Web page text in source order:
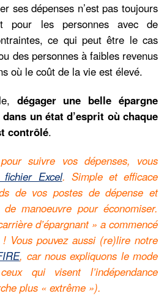
ses dépenses n’est pas toujours
pour les personnes avec de
ce qui peut être le cas
des personnes à faibles revenus
où le coût de la vie est élevé.
dégager une belle épargne
un état d’esprit où chaque
contrôlé.
pour suivre vos dépenses, vous
Excel. Simple et efficace
de vos postes de dépense et
manoeuvre pour économiser.
d’épargnant » a commencé
Vous pouvez aussi (re)lire notre
, car nous expliquons le mode
qui visent l’indépendance
plus « extrême »).